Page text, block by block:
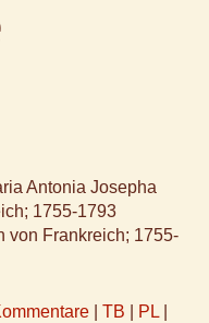
Antonia Josepha
1755-1793
von Frankreich; 1755-
TB PL